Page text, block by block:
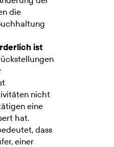
die
ist
nicht
eine
hat.
dass
einer